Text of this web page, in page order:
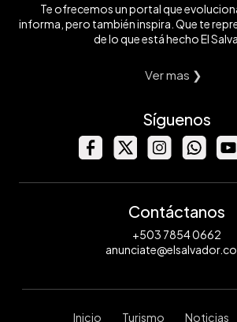
Te ofrecemos un portal que
informa, pero también inspira. Que te
de lo que está hecho El
Ver mas ❯
Síguenos
Contáctanos
+503 7854 0662
Inicio Turismo Noticias